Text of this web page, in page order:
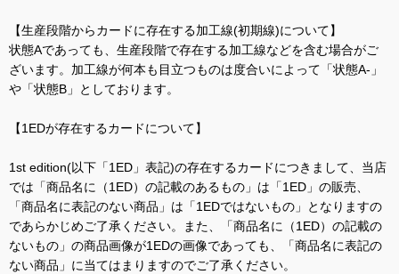
【生産段階からカードに存在する加工線(初期線)について】
状態Aであっても、生産段階で存在する加工線などを含む場合がご
ざいます。加工線が何本も目立つものは度合いによって「状態A-」
や「状態B」としております。
【1EDが存在するカードについて】
1st edition(以下「1ED」表記)の存在するカードにつきまして、当店
では「商品名に（1ED）の記載のあるもの」は「1ED」の販売、
「商品名に表記のない商品」は「1EDではないもの」となりますの
であらかじめご了承ください。また、「商品名に（1ED）の記載の
ないもの」の商品画像が1EDの画像であっても、「商品名に表記の
ない商品」に当てはまりますのでご了承ください。